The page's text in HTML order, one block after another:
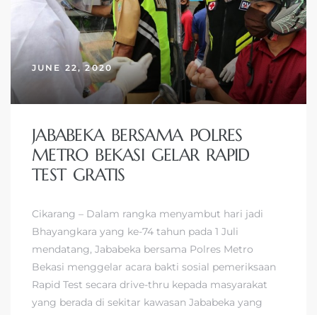
JUNE 22, 2020
JABABEKA BERSAMA POLRES
METRO BEKASI GELAR RAPID
TEST GRATIS
Cikarang – Dalam rangka menyambut hari jadi
Bhayangkara yang ke-74 tahun pada 1 Juli
mendatang, Jababeka bersama Polres Metro
Bekasi menggelar acara bakti sosial pemeriksaan
Rapid Test secara drive-thru kepada masyarakat
yang berada di sekitar kawasan Jababeka yang